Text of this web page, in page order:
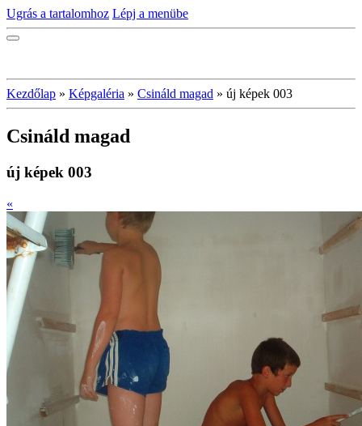
Ugrás a tartalomhoz Lépj a menübe
Kezdőlap » Képgaléria » Csináld magad » új képek 003
Csináld magad
új képek 003
«